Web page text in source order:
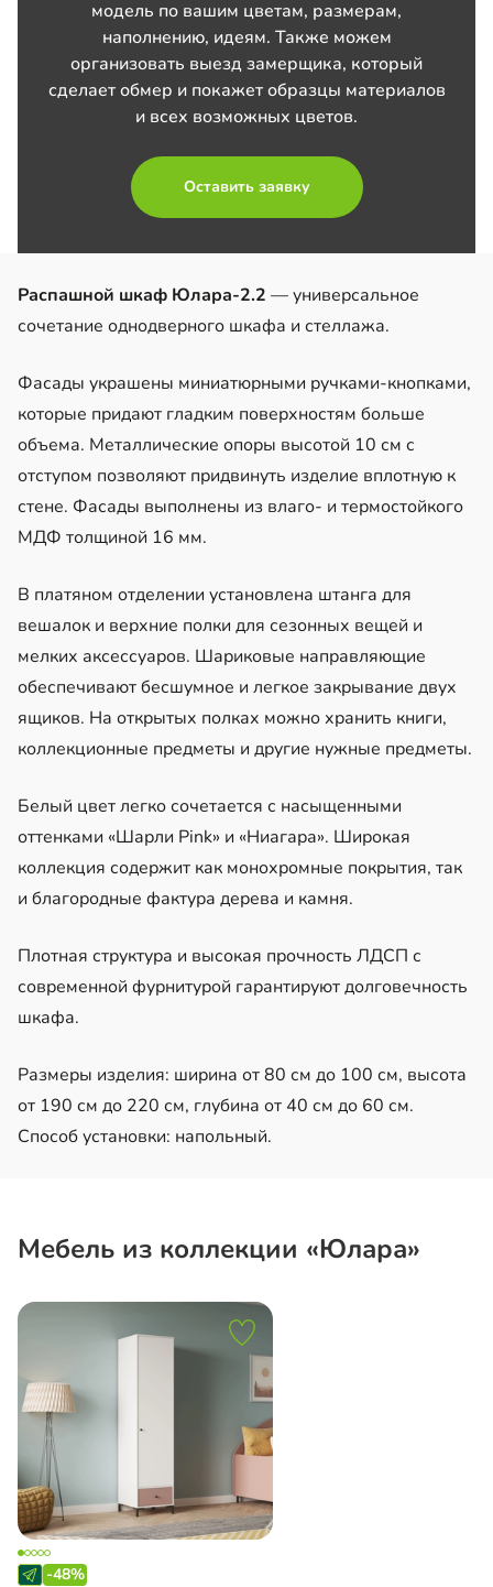
модель по вашим цветам, размерам,
наполнению, идеям. Также можем
организовать выезд замерщика, который
сделает обмер и покажет образцы материалов
и всех возможных цветов.
Оставить заявку
Распашной шкаф Юлара-2.2 — универсальное
сочетание однодверного шкафа и стеллажа.
Фасады украшены миниатюрными ручками-кнопками,
которые придают гладким поверхностям больше
объема. Металлические опоры высотой 10 см с
отступом позволяют придвинуть изделие вплотную к
стене. Фасады выполнены из влаго- и термостойкого
МДФ толщиной 16 мм.
В платяном отделении установлена штанга для
вешалок и верхние полки для сезонных вещей и
мелких аксессуаров. Шариковые направляющие
обеспечивают бесшумное и легкое закрывание двух
ящиков. На открытых полках можно хранить книги,
коллекционные предметы и другие нужные предметы.
Белый цвет легко сочетается с насыщенными
оттенками «Шарли Pink» и «Ниагара». Широкая
коллекция содержит как монохромные покрытия, так
и благородные фактура дерева и камня.
Плотная структура и высокая прочность ЛДСП с
современной фурнитурой гарантируют долговечность
шкафа.
Размеры изделия: ширина от 80 см до 100 см, высота
от 190 см до 220 см, глубина от 40 см до 60 см.
Способ установки: напольный.
Мебель из коллекции «Юлара»
-48%